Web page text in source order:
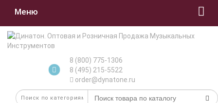
Меню
8 (800) 775-1306
8 (495) 215-5522
order@dynatone.ru